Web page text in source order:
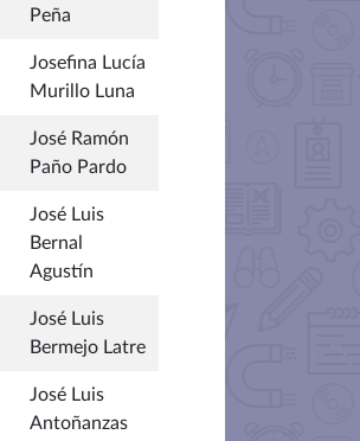
Peña
Josefina Lucía
Murillo Luna
José Ramón
Paño Pardo
José Luis
Bernal
Agustín
José Luis
Bermejo Latre
José Luis
Antoñanzas